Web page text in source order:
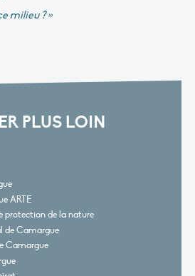
milieu ? »
PLUS LOIN
ARTE
protection de la nature
de Camargue
Camargue